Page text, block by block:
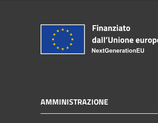
AMMINISTRAZIONE